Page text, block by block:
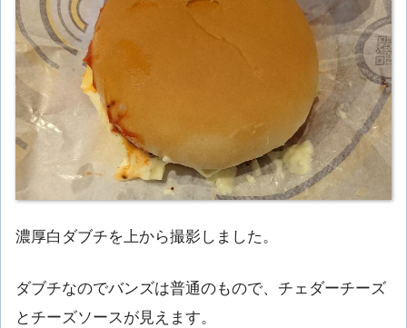
濃厚白ダブチを上から撮影しました。
ダブチなのでバンズは普通のもので、チェダーチーズ
とチーズソースが見えます。